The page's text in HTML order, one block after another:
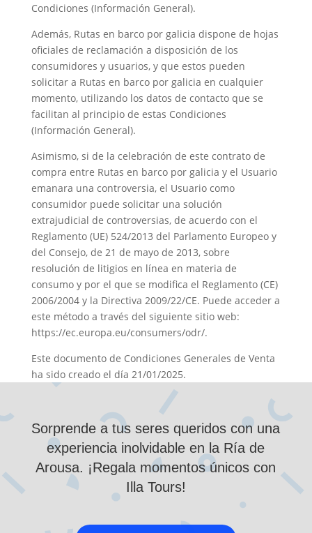
Condiciones (Información General).
Además, Rutas en barco por galicia dispone de hojas
oficiales de reclamación a disposición de los
consumidores y usuarios, y que estos pueden
solicitar a Rutas en barco por galicia en cualquier
momento, utilizando los datos de contacto que se
facilitan al principio de estas Condiciones
(Información General).
Asimismo, si de la celebración de este contrato de
compra entre Rutas en barco por galicia y el Usuario
emanara una controversia, el Usuario como
consumidor puede solicitar una solución
extrajudicial de controversias, de acuerdo con el
Reglamento (UE) 524/2013 del Parlamento Europeo y
del Consejo, de 21 de mayo de 2013, sobre
resolución de litigios en línea en materia de
consumo y por el que se modifica el Reglamento (CE)
2006/2004 y la Directiva 2009/22/CE. Puede acceder a
este método a través del siguiente sitio web:
https://ec.europa.eu/consumers/odr/.
Este documento de Condiciones Generales de Venta
ha sido creado el día 21/01/2025.
Sorprende a tus seres queridos con una
experiencia inolvidable en la Ría de
Arousa. ¡Regala momentos únicos con
Illa Tours!